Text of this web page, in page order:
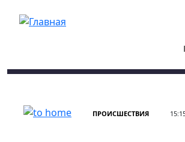
ПРОИСШЕСТВИЯ